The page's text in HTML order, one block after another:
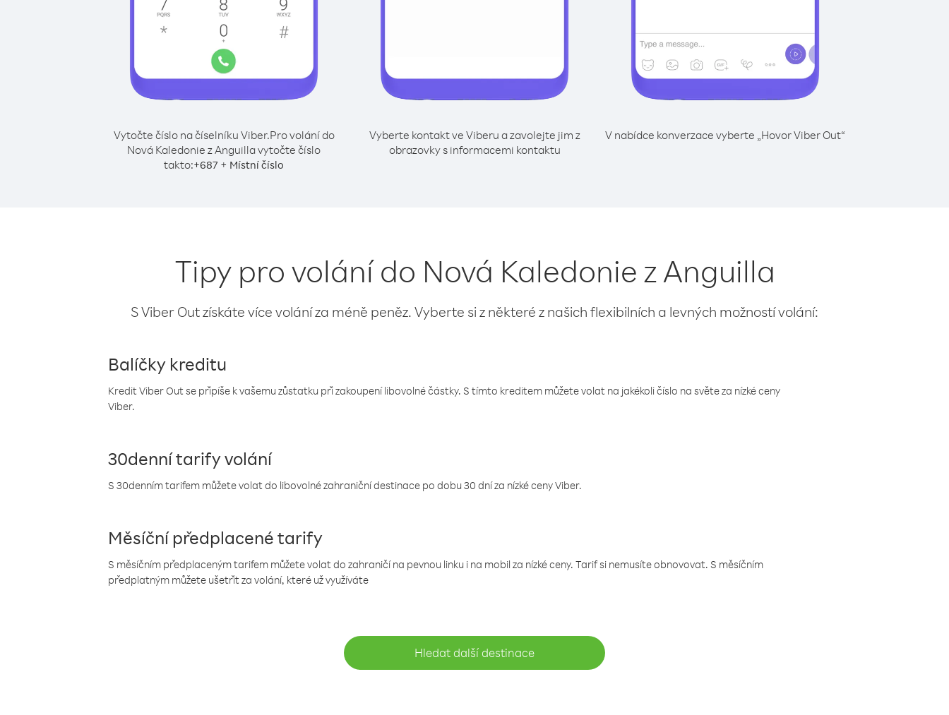
Vytočte číslo na číselníku Viber.Pro volání do
Nová Kaledonie z Anguilla vytočte číslo
takto:+687 + Místní číslo
Vyberte kontakt ve Viberu a zavolejte jim z
obrazovky s informacemi kontaktu
V nabídce konverzace vyberte „Hovor Viber Out“
Tipy pro volání do Nová Kaledonie z Anguilla
S Viber Out získáte více volání za méně peněz. Vyberte si z některé z našich flexibilních a levných možností volání:
Balíčky kreditu
Kredit Viber Out se připíše k vašemu zůstatku při zakoupení libovolné částky. S tímto kreditem můžete volat na jakékoli číslo na světe za nízké ceny
Viber.
30denní tarify volání
S 30denním tarifem můžete volat do libovolné zahraniční destinace po dobu 30 dní za nízké ceny Viber.
Měsíční předplacené tarify
S měsíčním předplaceným tarifem můžete volat do zahraničí na pevnou linku i na mobil za nízké ceny. Tarif si nemusíte obnovovat. S měsíčním
předplatným můžete ušetřit za volání, které už využíváte
Hledat další destinace